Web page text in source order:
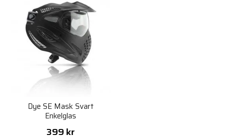
Dye SE Mask Svart
Enkelglas
399 kr